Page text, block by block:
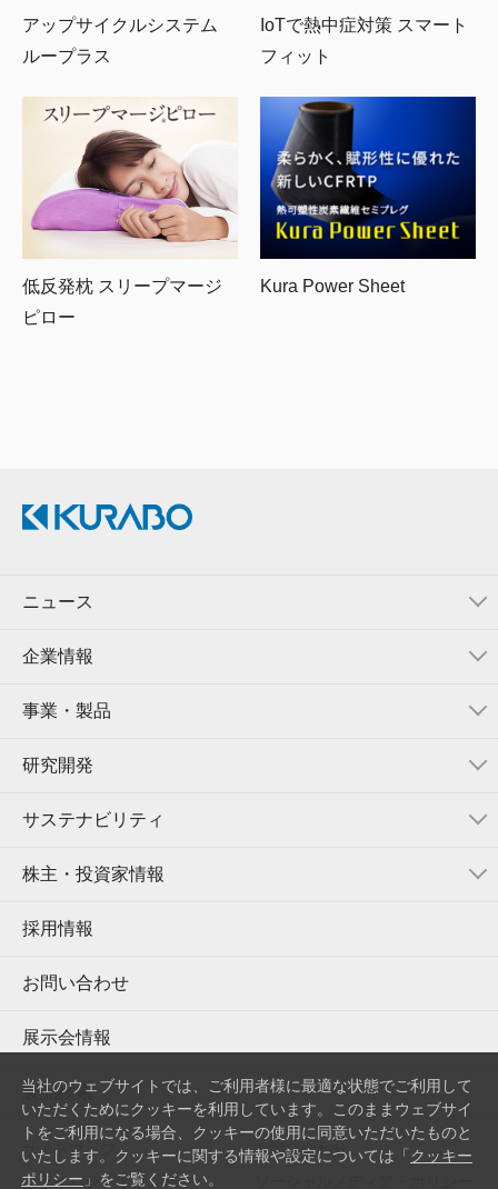
アップサイクルシステム
ループラス
IoTで熱中症対策 スマート
フィット
低反発枕 スリープマージ
ピロー
Kura Power Sheet
ニュース
企業情報
事業・製品
研究開発
株主・投資家情報
採用情報
お問い合わせ
展示会情報
製品検索
サステナビリティ
サイトマップ
お問い合わせ
プライバシーポリシー
当社のウェブサイトでは、ご利用者様に最適な状態でご利用して
いただくためにクッキーを利用しています。このままウェブサイ
トをご利用になる場合、クッキーの使用に同意いただいたものと
いたします。クッキーに関する情報や設定については「 クッキー
ポリシー 」をご覧ください。